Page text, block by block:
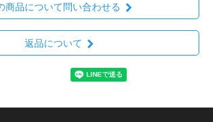
商品について問い合わせる
返品について